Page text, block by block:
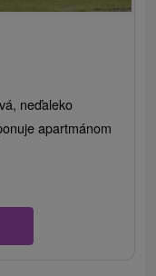
neďaleko
apartmánom